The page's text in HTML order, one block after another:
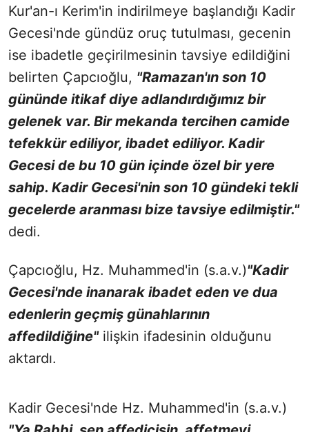
Kur'an-ı Kerim'in indirilmeye başlandığı Kadir
Gecesi'nde gündüz oruç tutulması, gecenin
ise ibadetle geçirilmesinin tavsiye edildiğini
belirten Çapcıoğlu, "Ramazan'ın son 10
gününde itikaf diye adlandırdığımız bir
gelenek var. Bir mekanda tercihen camide
tefekkür ediliyor, ibadet ediliyor. Kadir
Gecesi de bu 10 gün içinde özel bir yere
sahip. Kadir Gecesi'nin son 10 gündeki tekli
gecelerde aranması bize tavsiye edilmiştir."
dedi.
Çapcıoğlu, Hz. Muhammed'in (s.a.v.)"Kadir
Gecesi'nde inanarak ibadet eden ve dua
edenlerin geçmiş günahlarının
affedildiğine"ilişkin ifadesinin olduğunu
aktardı.
Kadir Gecesi'nde Hz. Muhammed'in (s.a.v.)